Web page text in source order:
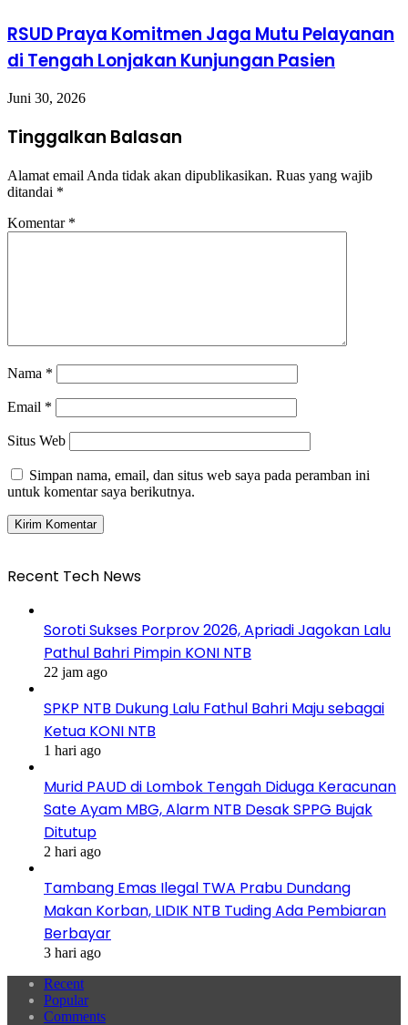
RSUD Praya Komitmen Jaga Mutu Pelayanan
di Tengah Lonjakan Kunjungan Pasien
Juni 30, 2026
Tinggalkan Balasan
Alamat email Anda tidak akan dipublikasikan. Ruas yang wajib
ditandai *
Komentar *
Nama *
Email *
Situs Web
Simpan nama, email, dan situs web saya pada peramban ini
untuk komentar saya berikutnya.
Recent Tech News
Soroti Sukses Porprov 2026, Apriadi Jagokan Lalu
Pathul Bahri Pimpin KONI NTB
22 jam ago
SPKP NTB Dukung Lalu Fathul Bahri Maju sebagai
Ketua KONI NTB
1 hari ago
Murid PAUD di Lombok Tengah Diduga Keracunan
Sate Ayam MBG, Alarm NTB Desak SPPG Bujak
Ditutup
2 hari ago
Tambang Emas Ilegal TWA Prabu Dundang
Makan Korban, LIDIK NTB Tuding Ada Pembiaran
Berbayar
3 hari ago
Recent
Popular
Comments